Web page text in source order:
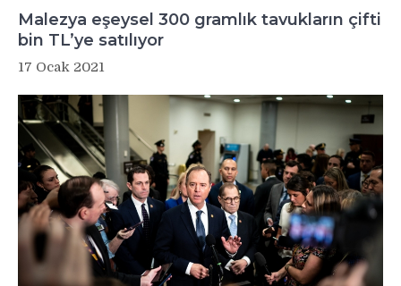
Malezya eşeysel 300 gramlık tavukların çifti
bin TL’ye satılıyor
17 Ocak 2021